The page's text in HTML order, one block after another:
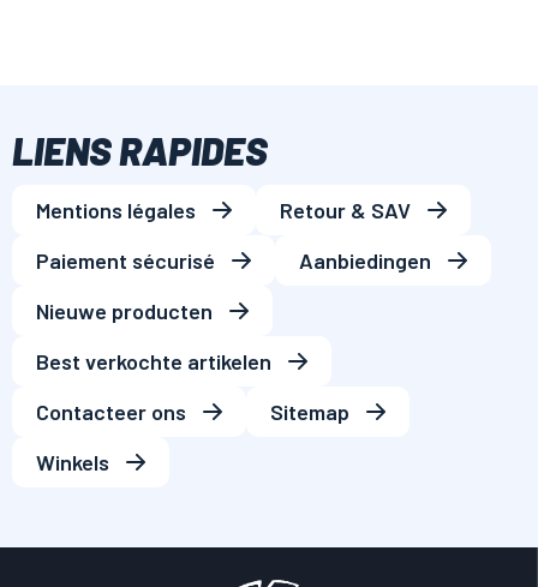
LIENS RAPIDES
Mentions légales
Retour & SAV
Paiement sécurisé
Aanbiedingen
Nieuwe producten
Best verkochte artikelen
Contacteer ons
Sitemap
Winkels